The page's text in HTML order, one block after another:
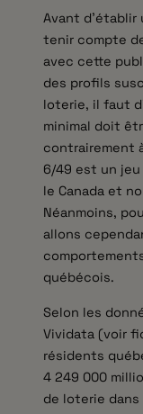
Avant
tenir compte
avec cette
des profils
loterie, il faut
minimal doit
contrairement
6/49 est un
le Canada et
Néanmoins,
allons
québécois.
Selon les
Vividata (voir
résidents
4 249 000
de loterie dans